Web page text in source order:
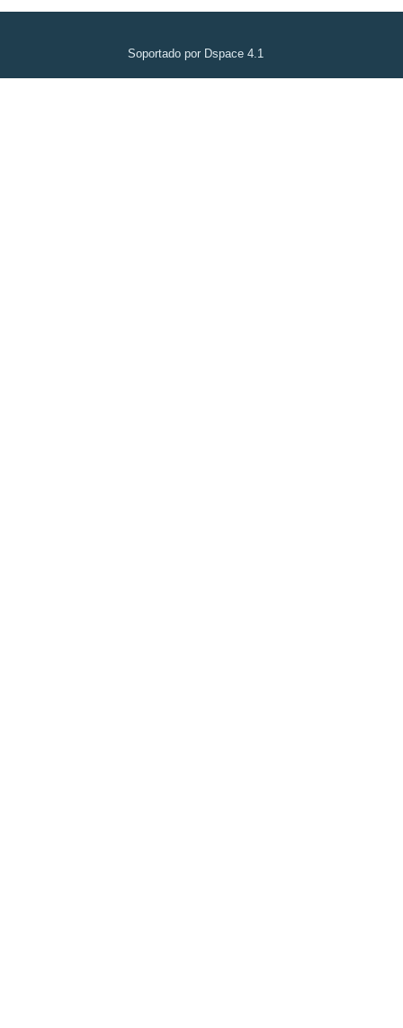
Soportado por Dspace 4.1